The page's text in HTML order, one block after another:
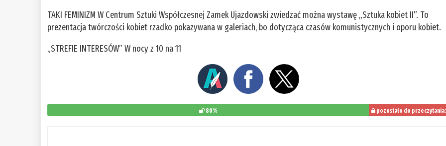
TAKI FEMINIZM W Centrum Sztuki Współczesnej Zamek Ujazdowski zwiedzać można wystawę „Sztuka kobiet II”. To
prezentacja twórczości kobiet rzadko pokazywana w galeriach, bo dotycząca czasów komunistycznych i oporu kobiet.
„STREFIE INTERESÓW” W nocy z 10 na 11
80%
pozostało do przeczytania: